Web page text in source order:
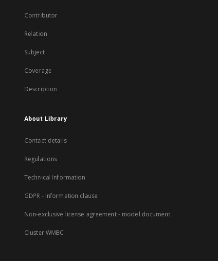
Contributor
Relation
Subject
Coverage
Description
About Library
Contact details
Regulations
Technical Information
GDPR - Information clause
Non-exclusive license agreement - model document
Cluster WMBC